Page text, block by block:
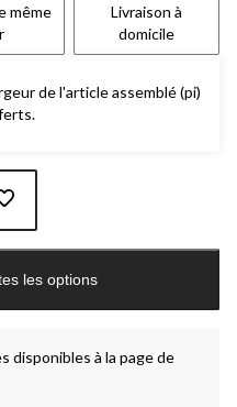
même
Livraison à
domicile
de l'article assemblé (pi)
les options
disponibles à la page de